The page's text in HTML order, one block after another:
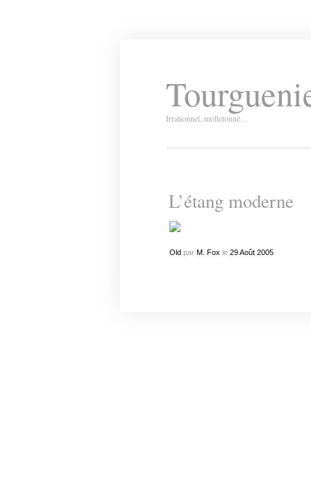
Irrationnel, molletonné…
L’étang moderne
Oldpar M. Fox le 29 Août 2005